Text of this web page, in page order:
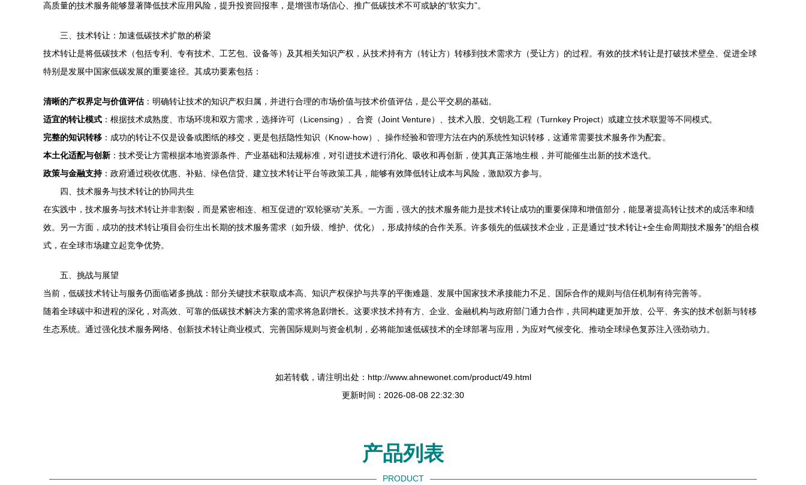
高质量的技术服务能够显著降低技术应用风险，提升投资回报率，是增强市场信心、推广低碳技术不可或缺的“软实力”。
三、技术转让：加速低碳技术扩散的桥梁
技术转让是将低碳技术（包括专利、专有技术、工艺包、设备等）及其相关知识产权，从技术持有方（转让方）转移到技术需求方（受让方）的过程。有效的技术转让是打破技术壁垒、促进全球
特别是发展中国家低碳发展的重要途径。其成功要素包括：
清晰的产权界定与价值评估：明确转让技术的知识产权归属，并进行合理的市场价值与技术价值评估，是公平交易的基础。
适宜的转让模式 ：根据技术成熟度、市场环境和双方需求，选择许可（Licensing）、合资（Joint Venture）、技术入股、交钥匙工程（Turnkey Project）或建立技术联盟等不同模式。
完整的知识转移 ：成功的转让不仅是设备或图纸的移交，更是包括隐性知识（Know-how）、操作经验和管理方法在内的系统性知识转移，这通常需要技术服务作为配套。
本土化适配与创新 ：技术受让方需根据本地资源条件、产业基础和法规标准，对引进技术进行消化、吸收和再创新，使其真正落地生根，并可能催生出新的技术迭代。
政策与金融支持：政府通过税收优惠、补贴、绿色信贷、建立技术转让平台等政策工具，能够有效降低转让成本与风险，激励双方参与。
四、技术服务与技术转让的协同共生
在实践中，技术服务与技术转让并非割裂，而是紧密相连、相互促进的“双轮驱动”关系。一方面，强大的技术服务能力是技术转让成功的重要保障和增值部分，能显著提高转让技术的成活率和绩
效。另一方面，成功的技术转让项目会衍生出长期的技术服务需求（如升级、维护、优化），形成持续的合作关系。许多领先的低碳技术企业，正是通过“技术转让+全生命周期技术服务”的组合模
式，在全球市场建立起竞争优势。
五、挑战与展望
当前，低碳技术转让与服务仍面临诸多挑战：部分关键技术获取成本高、知识产权保护与共享的平衡难题、发展中国家技术承接能力不足、国际合作的规则与信任机制有待完善等。
随着全球碳中和进程的深化，对高效、可靠的低碳技术解决方案的需求将急剧增长。这要求技术持有方、企业、金融机构与政府部门通力合作，共同构建更加开放、公平、务实的技术创新与转移
生态系统。通过强化技术服务网络、创新技术转让商业模式、完善国际规则与资金机制，必将能加速低碳技术的全球部署与应用，为应对气候变化、推动全球绿色复苏注入强劲动力。
如若转载，请注明出处：http://www.ahnewonet.com/product/49.html
更新时间：2026-08-08 22:32:30
产品列表
PRODUCT